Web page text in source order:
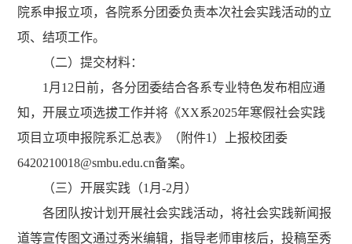
院系申报立项，各院系分团委负责本次社会实践活动的立
项、结项工作。
（二）提交材料：
1 月 12 日前，各分团委结合各系专业特色发布相应通
知，开展立项选拔工作并将《XX系2025年寒假社会实践
项目立项申报院系汇总表》（附件1 ）上报校团委
6420210018@smbu.edu.cn备案。
（三）开展实践（1 月-2月）
各团队按计划开展社会实践活动，将社会实践新闻报
道等宣传图文通过秀米编辑，指导老师审核后，投稿至秀